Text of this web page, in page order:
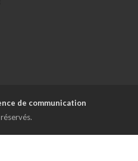
de communication